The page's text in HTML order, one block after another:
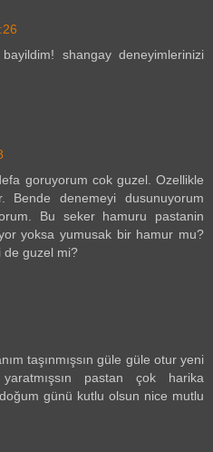
shangay deneyimlerinizi
goruyorum cok guzel. Ozellikle
Bende denemeyi dusunuyorum
Bu seker hamuru pastanin
yoksa yumusak bir hamur mu?
de guzel mi?
taşınmışsın güle güle otur yeni
pastan çok harika
günü kutlu olsun nice mutlu